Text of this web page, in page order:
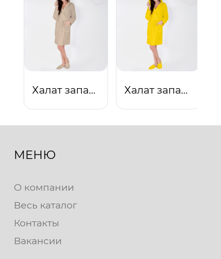
Халат запашной с капюшоном (бежевый) Халат запашной с капюшоном (желтый)
МЕНЮ
О компании
Весь каталог
Контакты
Вакансии